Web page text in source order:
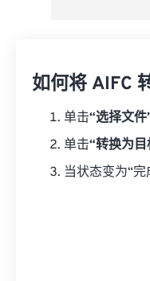
如何将 AIFC
单击“选择文件
单击“转换为目
当状态变为“完